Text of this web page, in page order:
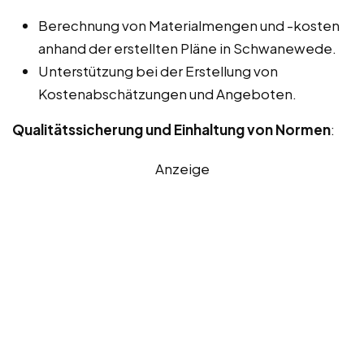
Berechnung von Materialmengen und -kosten
anhand der erstellten Pläne in Schwanewede.
Unterstützung bei der Erstellung von
Kostenabschätzungen und Angeboten.
Qualitätssicherung und Einhaltung von Normen:
Anzeige